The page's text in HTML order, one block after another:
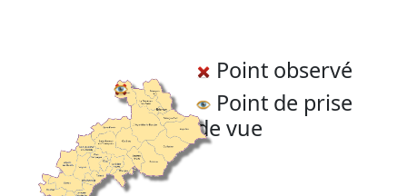
Point observé
Point de prise
de vue